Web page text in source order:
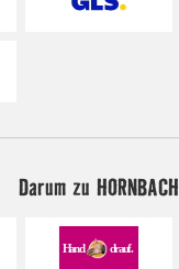
Darum zu HORNBACH